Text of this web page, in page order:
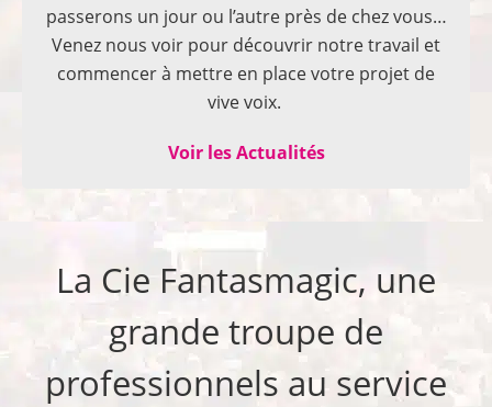
passerons un jour ou l’autre près de chez vous…
Venez nous voir pour découvrir notre travail et
commencer à mettre en place votre projet de
vive voix.
Voir les Actualités
La Cie Fantasmagic, une
grande troupe de
professionnels au service